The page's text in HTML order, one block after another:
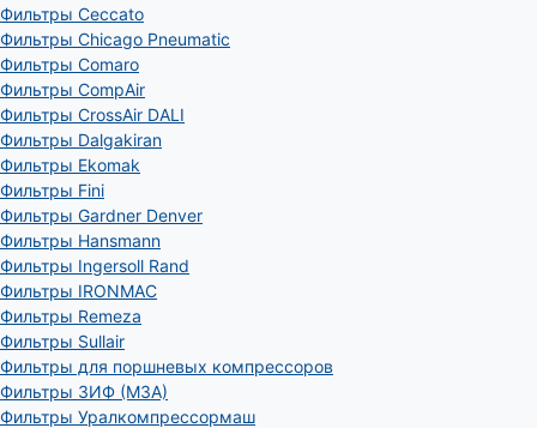
Фильтры Ceccato
Фильтры Chicago Pneumatic
Фильтры Comaro
Фильтры CompAir
Фильтры CrossAir DALI
Фильтры Dalgakiran
Фильтры Ekomak
Фильтры Fini
Фильтры Gardner Denver
Фильтры Hansmann
Фильтры Ingersoll Rand
Фильтры IRONMAC
Фильтры Remeza
Фильтры Sullair
Фильтры для поршневых компрессоров
Фильтры ЗИФ (МЗА)
Фильтры Уралкомпрессормаш